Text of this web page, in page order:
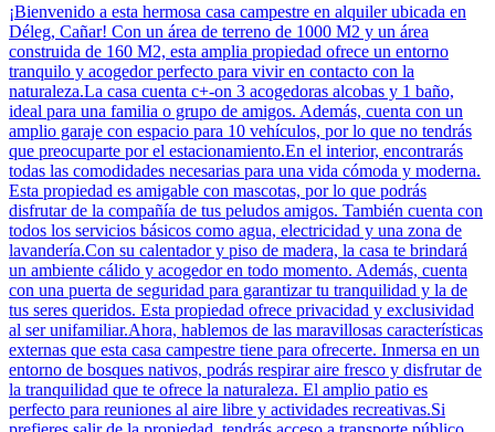
¡Bienvenido a esta hermosa casa campestre en alquiler ubicada en
Déleg, Cañar! Con un área de terreno de 1000 M2 y un área
construida de 160 M2, esta amplia propiedad ofrece un entorno
tranquilo y acogedor perfecto para vivir en contacto con la
naturaleza.La casa cuenta c+-on 3 acogedoras alcobas y 1 baño,
ideal para una familia o grupo de amigos. Además, cuenta con un
amplio garaje con espacio para 10 vehículos, por lo que no tendrás
que preocuparte por el estacionamiento.En el interior, encontrarás
todas las comodidades necesarias para una vida cómoda y moderna.
Esta propiedad es amigable con mascotas, por lo que podrás
disfrutar de la compañía de tus peludos amigos. También cuenta con
todos los servicios básicos como agua, electricidad y una zona de
lavandería.Con su calentador y piso de madera, la casa te brindará
un ambiente cálido y acogedor en todo momento. Además, cuenta
con una puerta de seguridad para garantizar tu tranquilidad y la de
tus seres queridos. Esta propiedad ofrece privacidad y exclusividad
al ser unifamiliar.Ahora, hablemos de las maravillosas características
externas que esta casa campestre tiene para ofrecerte. Inmersa en un
entorno de bosques nativos, podrás respirar aire fresco y disfrutar de
la tranquilidad que te ofrece la naturaleza. El amplio patio es
perfecto para reuniones al aire libre y actividades recreativas.Si